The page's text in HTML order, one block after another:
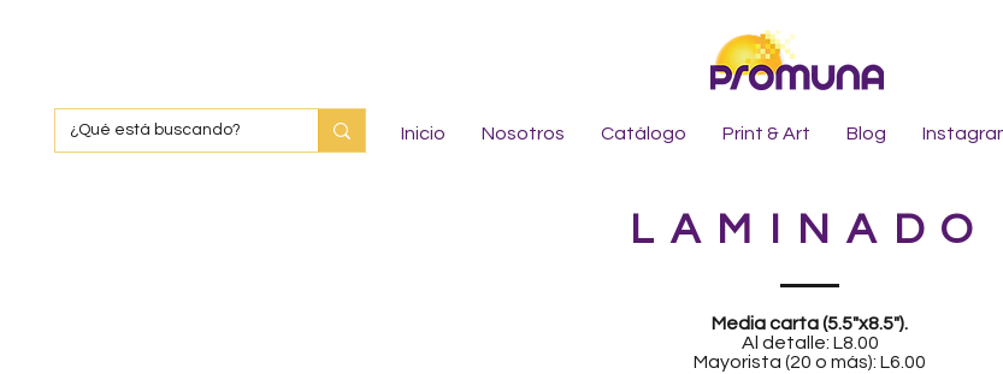
Inicio Nosotros Catálogo Print & Art Blog
LAMINADO
Media carta (5.5"x8.5").
Al detalle: L8.00
Mayorista (20 o más): L6.00